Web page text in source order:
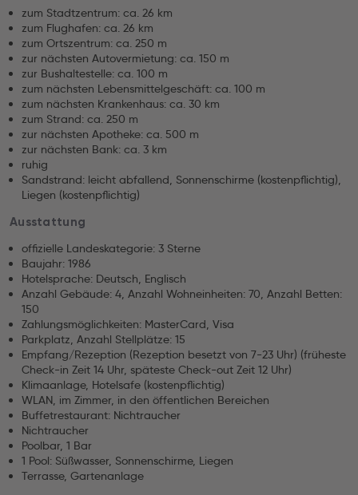
zum Stadtzentrum: ca. 26 km
zum Flughafen: ca. 26 km
zum Ortszentrum: ca. 250 m
zur nächsten Autovermietung: ca. 150 m
zur Bushaltestelle: ca. 100 m
zum nächsten Lebensmittelgeschäft: ca. 100 m
zum nächsten Krankenhaus: ca. 30 km
zum Strand: ca. 250 m
zur nächsten Apotheke: ca. 500 m
zur nächsten Bank: ca. 3 km
ruhig
Sandstrand: leicht abfallend, Sonnenschirme (kostenpflichtig),
Liegen (kostenpflichtig)
Ausstattung
offizielle Landeskategorie: 3 Sterne
Baujahr: 1986
Hotelsprache: Deutsch, Englisch
Anzahl Gebäude: 4, Anzahl Wohneinheiten: 70, Anzahl Betten:
150
Zahlungsmöglichkeiten: MasterCard, Visa
Parkplatz, Anzahl Stellplätze: 15
Empfang/Rezeption (Rezeption besetzt von 7-23 Uhr) (früheste
Check-in Zeit 14 Uhr, späteste Check-out Zeit 12 Uhr)
Klimaanlage, Hotelsafe (kostenpflichtig)
WLAN, im Zimmer, in den öffentlichen Bereichen
Buffetrestaurant: Nichtraucher
Nichtraucher
Poolbar, 1 Bar
1 Pool: Süßwasser, Sonnenschirme, Liegen
Terrasse, Gartenanlage